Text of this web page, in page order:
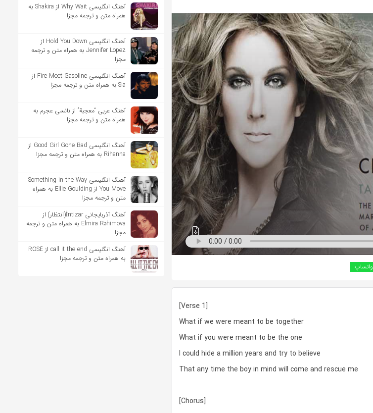
واتساپ
[Verse 1]
What if we were meant to be together
What if you were meant to be the one
I could hide a million years and try to believe
That any time the boy in mind will come and rescue me
[Chorus]
آهنگ انگلیسی Why Wait از Shakira به
همراه متن و ترجمه مجزا
آهنگ انگلیسی Hold You Down از
Jennifer Lopez به همراه متن و ترجمه
مجزا
آهنگ انگلیسی Fire Meet Gasoline از
Sia به همراه متن و ترجمه مجزا
آهنگ عربی “معجبة” از نانسی عجرم به
همراه متن و ترجمه مجزا
آهنگ انگلیسی Good Girl Gone Bad از
Rihanna به همراه متن و ترجمه مجزا
آهنگ انگلیسی Something in the Way
You Move از Ellie Goulding به همراه
متن و ترجمه مجزا
آهنگ آذربایجانی İntizar(انتظار) از
Elmira Rəhimova به همراه متن و ترجمه
مجزا
آهنگ انگلیسی call it the end از ROSÉ
به همراه متن و ترجمه مجزا